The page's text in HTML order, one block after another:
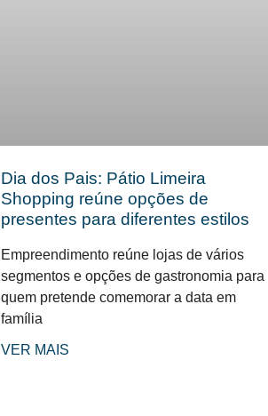
Dia dos Pais: Pátio Limeira
Shopping reúne opções de
presentes para diferentes estilos
Empreendimento reúne lojas de vários
segmentos e opções de gastronomia para
quem pretende comemorar a data em
família
VER MAIS